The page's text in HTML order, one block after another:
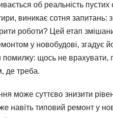
об реальність
виникає сотня запитань:
роботи? Цей етап
у новобудові, згадує
помилку: щось не
де треба.
може суттєво знизити
навіть типовий ремонт у